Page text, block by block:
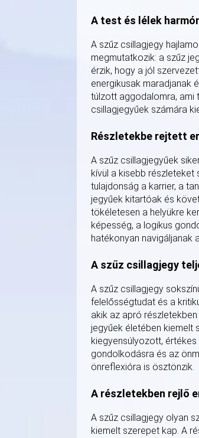
A test és lélek
A szűz csillagjegy
megmutatkozik: a szűz
érzik, hogy a jól
energikusak maradjanak
túlzott aggodalomra, ami
csillagjegyűek számára
Részletekbe rejtett
A szűz csillagjegyűek
kívül a kisebb részleteket
tulajdonság a karrier, a
jegyűek kitartóak és
tökéletesen a helyükre
képesség, a logikus
hatékonyan navigáljanak
A szűz csillagjegy
A szűz csillagjegy
felelősségtudat és a
akik az apró
jegyűek életében kiemelt
kiegyensúlyozott,
gondolkodásra és az
önreflexióra is ösztönzik.
A részletekben rejlő
A szűz csillagjegy olyan
kiemelt szerepet kap. A